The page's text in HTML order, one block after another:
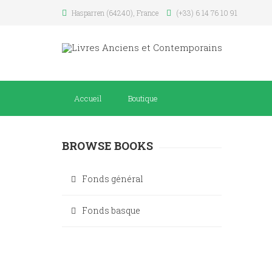
Hasparren (64240), France (+33) 6 14 76 10 91
Accueil Boutique
BROWSE BOOKS
Fonds général
Fonds basque